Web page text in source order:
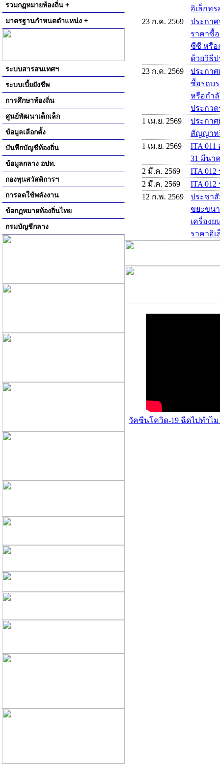
รวมกฏหมายท้องถิ่น +
มาตรฐานกำหนดตำแหน่ง +
ระบบสารสนเทศฯ
ระบบเบี้ยยังชีพ
การศึกษาท้องถิ่น
ศูนย์พัฒนาเด็กเล็ก
ข้อมูลเลือกตั้ง
บันทึกบัญชีท้องถิ่น
ข้อมูลกลาง อปท.
กองทุนสวัสดิการฯ
การลดใช้พลังงาน
ข้อกฏหมายท้องถิ่นไทย
กรมบัญชีกลาง
อิเล็กทร
23 ก.ค. 2569
ประกา
ราคาซื้
ซีซี หรือ
ด้วยวิธีป
23 ก.ค. 2569
ประกา
ซื้อรถบ
หรือกำ
ประกวด
1 เม.ย. 2569
ประกา
สัญญาห
1 เม.ย. 2569
ITA
31 มีนา
2 มี.ค. 2569
ITA
2 มี.ค. 2569
ITA
12 ก.พ. 2569
ประชา
ขยะขน
เครื่อง
ราคาอิเ
วัคซีนโควิด-19 ฉีดไปทำไม